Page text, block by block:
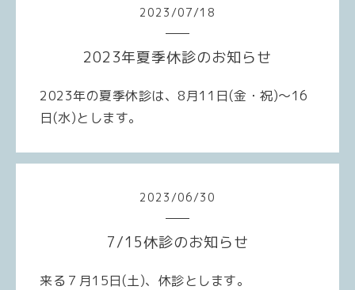
2023 /07/18
2023年夏季休診のお知らせ
2023年の夏季休診は、8月11日(金・祝)～16
日(水)とします。
2023 /06/30
7/15休診のお知らせ
来る７月15日(土)、休診とします。